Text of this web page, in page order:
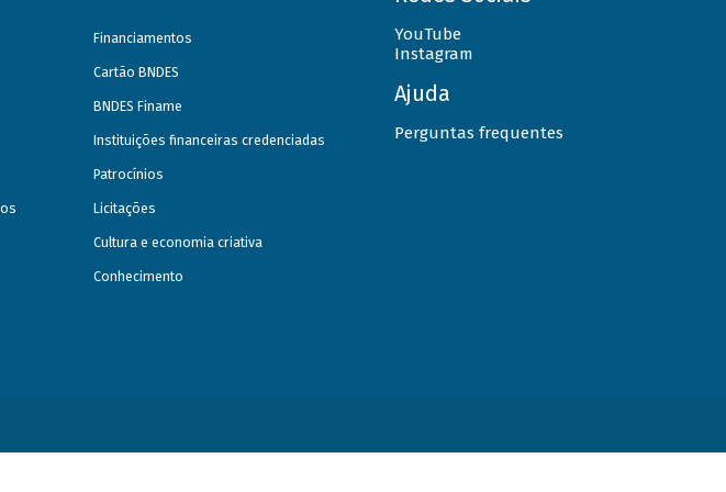
Financiamentos
Cartão BNDES
BNDES Finame
Instituições financeiras credenciadas
Patrocínios
Licitações
Cultura e economia criativa
Conhecimento
YouTube
Instagram
Ajuda
Perguntas frequentes